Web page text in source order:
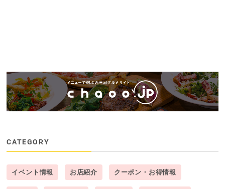
CATEGORY
イベント情報 お店紹介 クーポン・お得情報